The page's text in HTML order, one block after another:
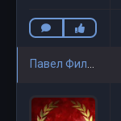
Павел Филиппов